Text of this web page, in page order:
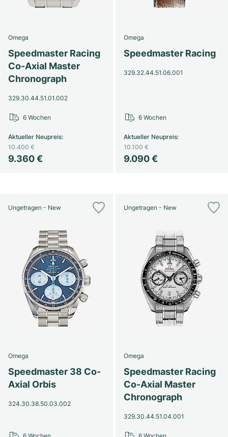
Omega
Speedmaster Racing
Co-Axial Master
Chronograph
329.30.44.51.01.002
9.360 €
Aktueller Neupreis:
10.400 €
6 Wochen
Omega
Speedmaster Racing
329.32.44.51.06.001
9.090 €
Aktueller Neupreis:
10.100 €
6 Wochen
Ungetragen - New
Omega
Speedmaster 38 Co-
Axial Orbis
324.30.38.50.03.002
Ungetragen - New
Omega
Speedmaster Racing
Co-Axial Master
Chronograph
329.30.44.51.04.001